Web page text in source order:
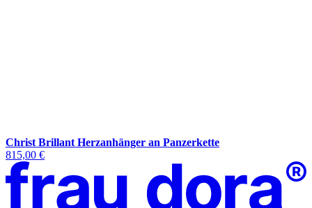
Christ Brillant Herzanhänger an Panzerkette
815,00 €